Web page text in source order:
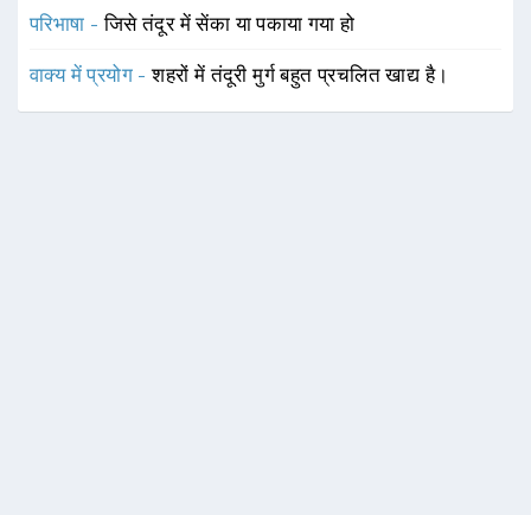
परिभाषा -जिसे तंदूर में सेंका या पकाया गया हो
वाक्य में प्रयोग -शहरों में तंदूरी मुर्ग बहुत प्रचलित खाद्य है।